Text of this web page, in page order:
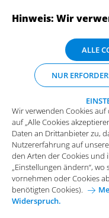
Karriere bei
Wir verwenden Cookies auf
auf „Alle Cookies
Daten an Drittanbieter zu,
Nutzererfahrung auf
den Arten der Cookies und
„Einstellungen ändern“,
vornehmen oder Cookies
benötigten Cookies).
Widerspruch.
Hinweis: Wir
ALLE
NUR
Wir verwenden Cookies
auf „Alle Cookies
Daten an Drittanbieter zu,
Nutzererfahrung auf
den Arten der Cookies
„Einstellungen ändern“,
vornehmen oder Cookies
benötigten Cookies).
Widerspruch.
Diese Cookies
Funktion der